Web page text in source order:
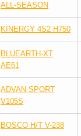
ALL-SEASON
KINERGY 4S2 H750
BLUEARTH-XT
AE61
ADVAN SPORT
V105S
BOSCO H/T V-238